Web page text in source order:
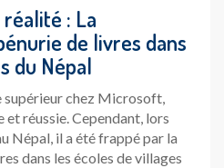
: La
de livres dans
du Népal
supérieur chez Microsoft,
réussie. Cependant, lors
Népal, il a été frappé par la
dans les écoles de villages